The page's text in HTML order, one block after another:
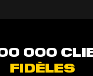
000
FIDÈLES